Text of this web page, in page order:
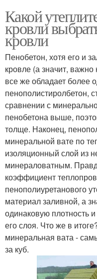
Какой
кровли
кровли
Пенобетон, хотя его и
кровле (а значит,
все же обладает более
пенополистиролбетон,
сравнении с
пенобетона выше,
толще. Наконец,
минеральной вате по
изоляционный слой из
минераловатным.
коэффициент
пенополиуретанового
материал заливной, а
одинаковую плотность
его слоя. Что же в
минеральная вата -
за куб.